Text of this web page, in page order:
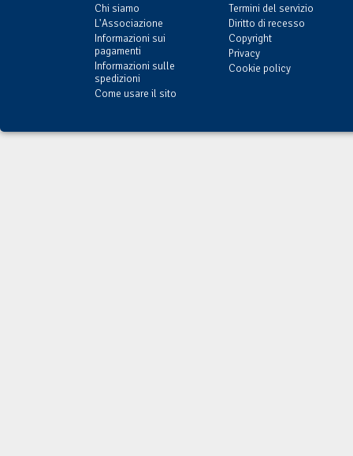
Chi siamo
L'Associazione
Informazioni sui
pagamenti
Informazioni sulle
spedizioni
Come usare il sito
Termini del servizio
Diritto di recesso
Copyright
Privacy
Cookie policy